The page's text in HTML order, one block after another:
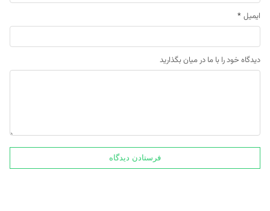
ایمیل *
دیدگاه خود را با ما در میان بگذارید